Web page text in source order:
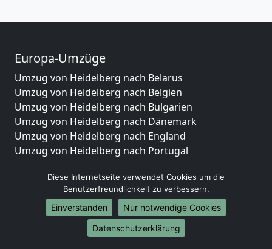
Europa-Umzüge
Umzug von Heidelberg nach Belarus
Umzug von Heidelberg nach Belgien
Umzug von Heidelberg nach Bulgarien
Umzug von Heidelberg nach Dänemark
Umzug von Heidelberg nach England
Umzug von Heidelberg nach Portugal
und Herzegowina
Umzug von Heidelberg nach Irland
Umzug von Heidelberg nach Lettland
Umzug von Heidelberg nach Zypern
Umzug von Heidelberg nach Kroatien
Diese Internetseite verwendet Cookies um die
Benutzerfreundlichkeit zu verbessern.
Einverstanden
Nur notwendige Cookies
Datenschutzerklärung